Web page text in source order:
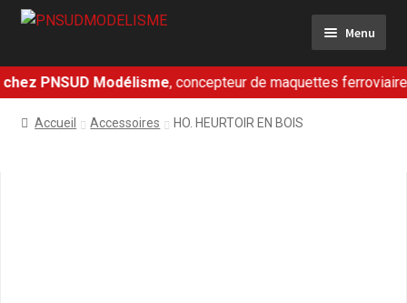
Aller
navigation
Aller
Menu
Ferroviaire
PNSUD Modélisme, concepteur de maquettes
Accueil Accessoires HO. HEURTOIR EN BOIS